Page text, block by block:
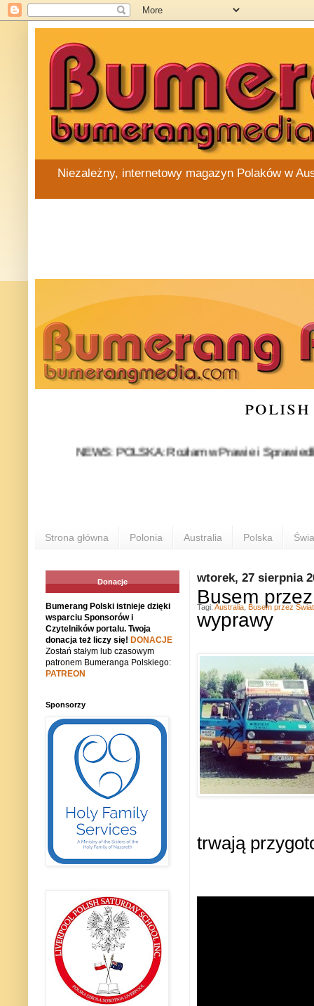
Niezależny, internetowy magazyn Polaków w
NEWS: POLSKA: Rozłam w Prawie i
Strona główna Polonia Australia Polska
wtorek, 27 sierpnia
Busem
wyprawy
trwają
Tagi: Australia Busem przez Świat
Donacje
Bumerang Polski istnieje dzięki
wsparciu Sponsorów i
Czytelników portalu. Twoja
donacja też liczy się! DONACJE
Zostań stałym lub czasowym
patronem Bumeranga Polskiego:
PATREON
Sponsorzy